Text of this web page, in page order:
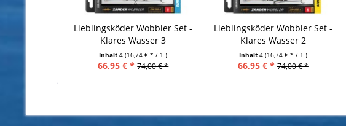
Lieblingsköder Wobbler Set -
Klares Wasser 3
Inhalt4(16,74 € * / 1 )
66,95 € * 74,00 € *
Lieblingsköder Wobbler Set -
Klares Wasser 2
Inhalt 4 (16,74 € * / 1 )
66,95 € * 74,00 € *